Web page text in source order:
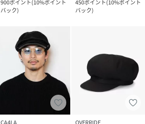
900ポイント(10%ポイント
バック)
450ポイント(10%ポイント
バック)
CA4LA OVERRIDE